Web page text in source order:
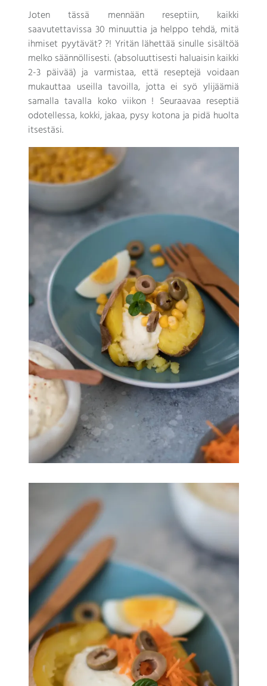
Joten tässä mennään reseptiin, kaikki
saavutettavissa 30 minuuttia ja helppo tehdä, mitä
ihmiset pyytävät? ?! Yritän lähettää sinulle sisältöä
melko säännöllisesti. (absoluuttisesti haluaisin kaikki
2-3 päivää) ja varmistaa, että reseptejä voidaan
mukauttaa useilla tavoilla, jotta ei syö ylijäämiä
samalla tavalla koko viikon ! Seuraavaa reseptiä
odotellessa, kokki, jakaa, pysy kotona ja pidä huolta
itsestäsi.